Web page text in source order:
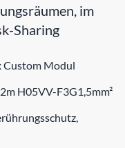
im
Sharing
Custom Modul
H05VV-F3G1,5mm²